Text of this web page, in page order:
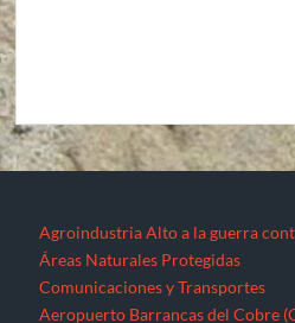
Carreteras Oaxaca-Costa y
Carreteras Oaxaca-Costa y
Corredor transversal Manzanillo-
Nuevo Aeropuerto de la Ciudad
Proyecto Cuyutlán-Puerto (Colima)
Supercarretera Mazatlán-Durango
ContactoCorredores industriales